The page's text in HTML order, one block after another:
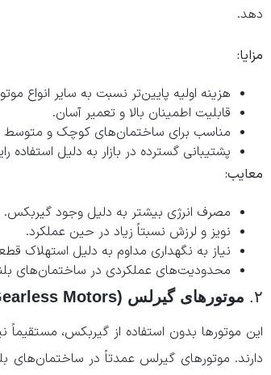
دهد.
مزایا:
هزینه اولیه پایین‌تر نسبت به سایر انواع
قابلیت اطمینان بالا و تعمیر آسان.
مناسب برای ساختمان‌های کوچک و متوسط
پشتیبانی گسترده در بازار به دلیل استفاده
معایب:
مصرف انرژی بیشتر به دلیل وجود گیربکس.
نویز و لرزش نسبتاً زیاد در حین عملکرد.
نیاز به نگهداری مداوم به دلیل استهلاک
محدودیت‌های عملکردی در ساختمان‌های
۲. موتورهای گیرلس (Gearless Motors)
این موتورها بدون استفاده از گیربکس، مستقیماً
دارند. موتورهای گیرلس عمدتاً در ساختمان‌های